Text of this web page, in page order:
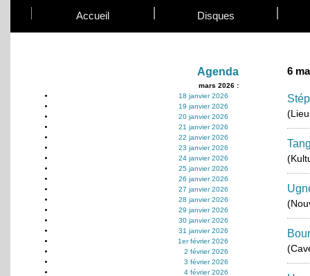
Accueil Disques
Agenda
mars 2026 :
18 janvier 2026
19 janvier 2026
20 janvier 2026
21 janvier 2026
22 janvier 2026
23 janvier 2026
24 janvier 2026
25 janvier 2026
26 janvier 2026
27 janvier 2026
28 janvier 2026
29 janvier 2026
30 janvier 2026
31 janvier 2026
1er février 2026
2 février 2026
3 février 2026
4 février 2026
6